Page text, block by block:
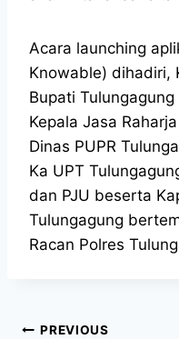
Acara launching
Knowable) dihadiri,
Bupati
Kepala Jasa
Dinas PUPR
Ka UPT
dan PJU beserta
Tulungagung
Racan Polres
PREVIOUS